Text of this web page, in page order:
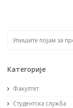
Категорије
Факултет
Студентска служба